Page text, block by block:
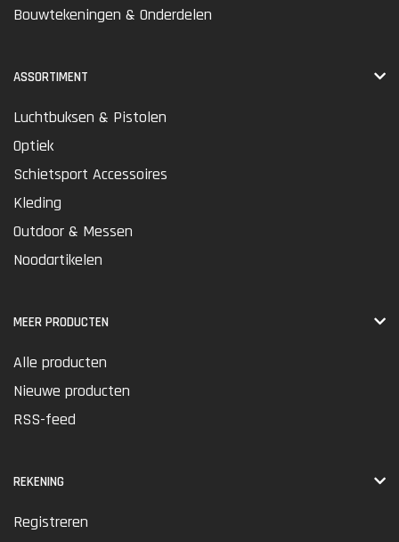
Bouwtekeningen & Onderdelen
ASSORTIMENT
Luchtbuksen & Pistolen
Optiek
Schietsport Accessoires
Kleding
Outdoor & Messen
Noodartikelen
MEER PRODUCTEN
Alle producten
Nieuwe producten
RSS-feed
REKENING
Registreren